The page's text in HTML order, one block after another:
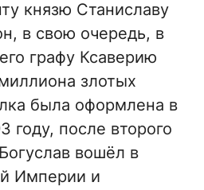
князю Станиславу
в свою очередь, в
графу Ксаверию
злотых
была оформлена в
году, после второго
вошёл в
Империи и